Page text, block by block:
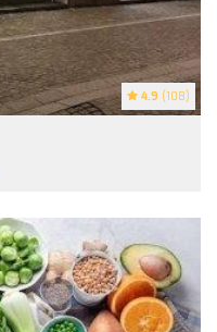
4.9 (108)